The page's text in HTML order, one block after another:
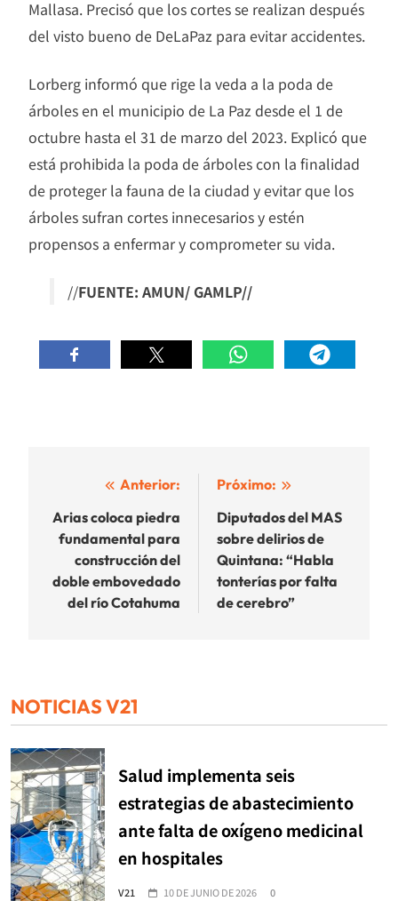
Mallasa. Precisó que los cortes se realizan después
del visto bueno de DeLaPaz para evitar accidentes.
Lorberg informó que rige la veda a la poda de
árboles en el municipio de La Paz desde el 1 de
octubre hasta el 31 de marzo del 2023. Explicó que
está prohibida la poda de árboles con la finalidad
de proteger la fauna de la ciudad y evitar que los
árboles sufran cortes innecesarios y estén
propensos a enfermar y comprometer su vida.
//FUENTE: AMUN/ GAMLP//
Navegación
de
entradas
Anterior:
Arias coloca piedra
fundamental para
construcción del
doble embovedado
del río Cotahuma
Próximo:
Diputados del MAS
sobre delirios de
Quintana: “Habla
tonterías por falta
de cerebro”
NOTICIAS V21
Salud implementa seis
estrategias de abastecimiento
ante falta de oxígeno medicinal
en hospitales
V21 10 DE JUNIO DE 2026 0